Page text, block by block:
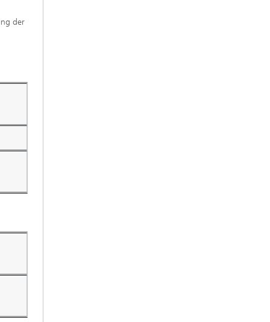
der